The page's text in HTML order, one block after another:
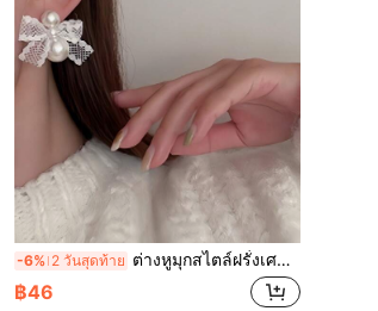
-6% 2 วันสุดท้าย ต่างหูมุกสไตล์ฝรั่งเศสหรูหราสง่างาม 1 คู่ เหมาะสำหรับเป็นเครื่องประดับ ของขวัญงานแต่งงาน และต่างหูสำหรับฤดูเจ้าสาว
฿46